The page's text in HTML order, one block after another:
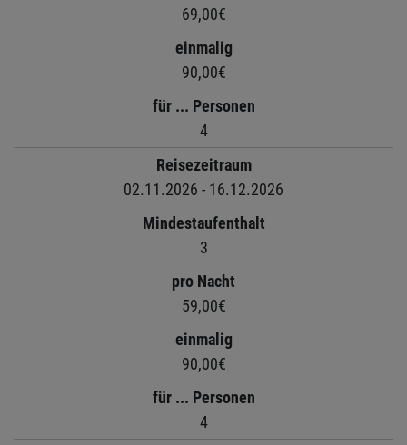
69,00€
einmalig
90,00€
für ... Personen
4
Reisezeitraum
02.11.2026 - 16.12.2026
Mindestaufenthalt
3
pro Nacht
59,00€
einmalig
90,00€
für ... Personen
4